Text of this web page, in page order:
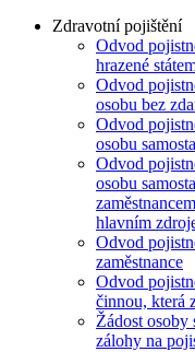
Zdravotní pojištění
Odvod
hrazené
Odvod
osobu bez
Odvod
osobu
Odvod
osobu
hlavním
Odvod
zaměstnance
Odvod
činnou, která
Žádost osoby
zálohy na